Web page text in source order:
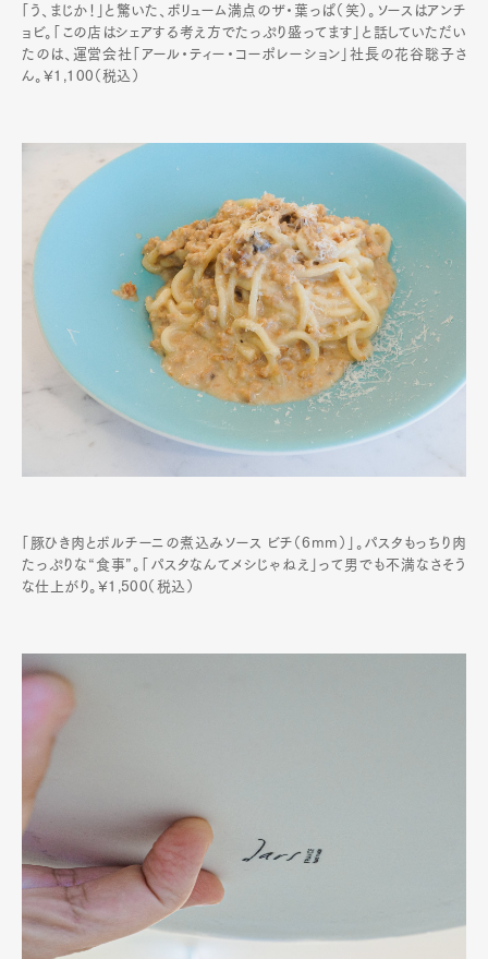
Official Columnist
About
Contact
Pen tw
「う、まじか！」と驚いた、ボリューム満点のザ・葉っぱ（笑）。ソースはアンチ
ョビ。「この店はシェアする考え方でたっぷり盛ってます」と話していただい
たのは、運営会社「アール・ティー・コーポレーション」社長の花谷聡子さ
ん。¥1,100（税込）
「豚ひき肉とボルチーニの煮込みソース ビチ（6mm）」。パスタもっちり肉
たっぷりな“食事”。「パスタなんてメシじゃねえ」って男でも不満なさそう
な仕上がり。¥1,500（税込）